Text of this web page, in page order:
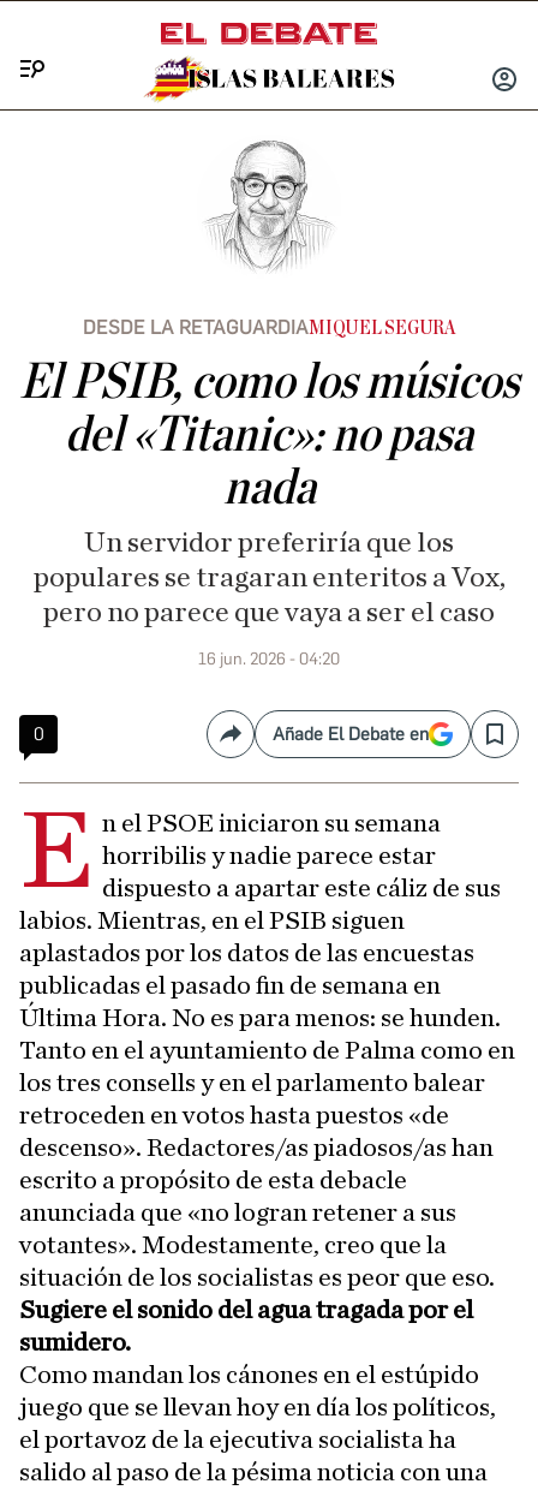
INICIAR
DESDE LA RETAGUARDIAMIQUEL SEGURA
El PSIB, como los músicos
del «Titanic»: no pasa
nada
Un servidor preferiría que los
populares se tragaran enteritos a Vox,
pero no parece que vaya a ser el caso
16 jun. 2026 - 04:20
0 CompartirAñade El Debate en Save
E n el PSOE iniciaron su semana
horribilis y nadie parece estar
dispuesto a apartar este cáliz de sus
labios. Mientras, en el PSIB siguen
aplastados por los datos de las encuestas
publicadas el pasado fin de semana en
Última Hora. No es para menos: se hunden.
Tanto en el ayuntamiento de Palma como en
los tres consells y en el parlamento balear
retroceden en votos hasta puestos «de
descenso». Redactores/as piadosos/as han
escrito a propósito de esta debacle
anunciada que «no logran retener a sus
votantes». Modestamente, creo que la
situación de los socialistas es peor que eso.
Sugiere el sonido del agua tragada por el
sumidero.
Como mandan los cánones en el estúpido
juego que se llevan hoy en día los políticos,
el portavoz de la ejecutiva socialista ha
salido al paso de la pésima noticia con una